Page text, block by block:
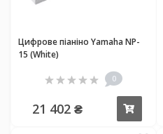
Цифрове піаніно Yamaha NP-
15 (White)
0
21 402 ₴